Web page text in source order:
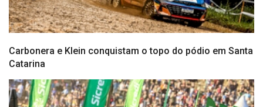
Carbonera e Klein conquistam o topo do pódio em Santa
Catarina